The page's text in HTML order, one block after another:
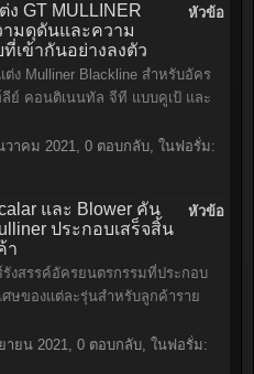
หัวข้อ
ง GT MULLINER
ามดุดันและความ
เข้ากันอย่างลงตัว
ง Mulliner Blackline สำหรับอัคร
ย์ คอนติเนนทัล จีที แบบคูเป้ และ
วาคม 2021, 0 ตอบกลับ, ในฟอรั่ม:
หัวข้อ
และ Blower คัน
ประกอบเสร็จสิ้น
า
งสรรค์อัครยนตรกรรมที่ประกอบ
ษของแต่ละรุ่นสำหรับลูกค้าราย
ายน 2021, 0 ตอบกลับ, ในฟอรั่ม: